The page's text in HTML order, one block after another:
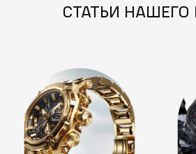
СТАТЬИ